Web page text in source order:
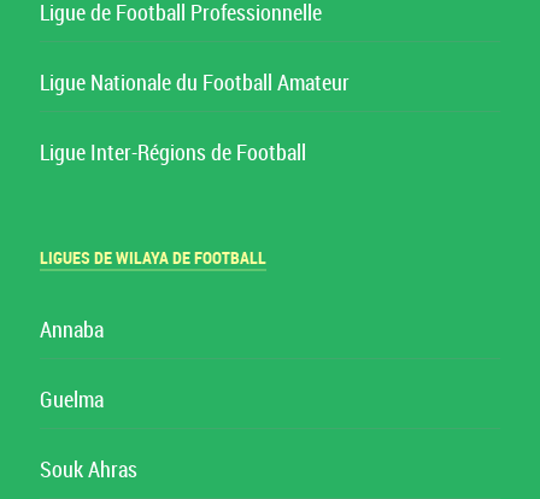
Ligue de Football Professionnelle
Ligue Nationale du Football Amateur
Ligue Inter-Régions de Football
LIGUES DE WILAYA DE FOOTBALL
Annaba
Guelma
Souk Ahras